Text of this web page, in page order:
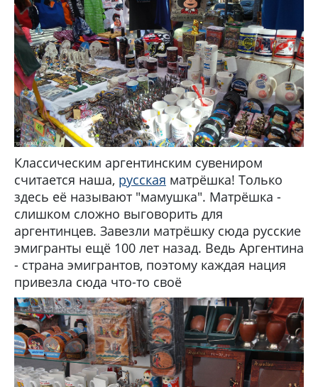
Классическим аргентинским сувениром
считается наша, русская матрёшка! Только
здесь её называют "мамушка". Матрёшка -
слишком сложно выговорить для
аргентинцев. Завезли матрёшку сюда русские
эмигранты ещё 100 лет назад. Ведь Аргентина
- страна эмигрантов, поэтому каждая нация
привезла сюда что-то своё